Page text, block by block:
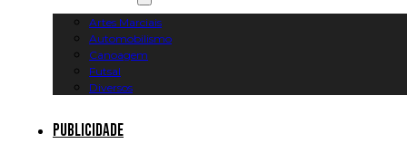
Artes Marciais
Automobilismo
Canoagem
Futsal
Diversos
Publicidade